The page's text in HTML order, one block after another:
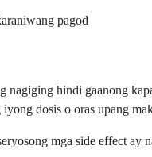
pagod
hindi gaanong
dosis o oras upang
mga side effect ay